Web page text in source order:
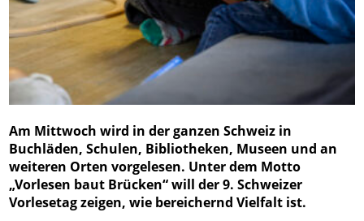
Am Mittwoch wird in der ganzen Schweiz in
Buchläden, Schulen, Bibliotheken, Museen und an
weiteren Orten vorgelesen. Unter dem Motto
„Vorlesen baut Brücken“ will der 9. Schweizer
Vorlesetag zeigen, wie bereichernd Vielfalt ist.